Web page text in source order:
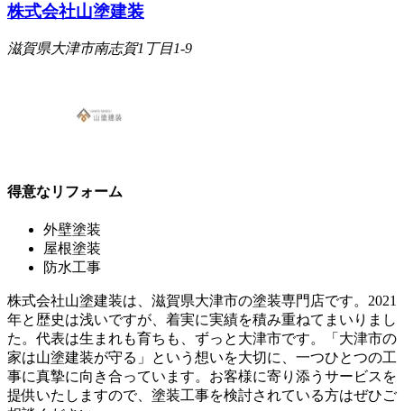
株式会社山塗建装
滋賀県大津市南志賀1丁目1-9
得意なリフォーム
外壁塗装
屋根塗装
防水工事
株式会社山塗建装は、滋賀県大津市の塗装専門店です。2021
年と歴史は浅いですが、着実に実績を積み重ねてまいりまし
た。代表は生まれも育ちも、ずっと大津市です。「大津市の
家は山塗建装が守る」という想いを大切に、一つひとつの工
事に真摯に向き合っています。お客様に寄り添うサービスを
提供いたしますので、塗装工事を検討されている方はぜひご